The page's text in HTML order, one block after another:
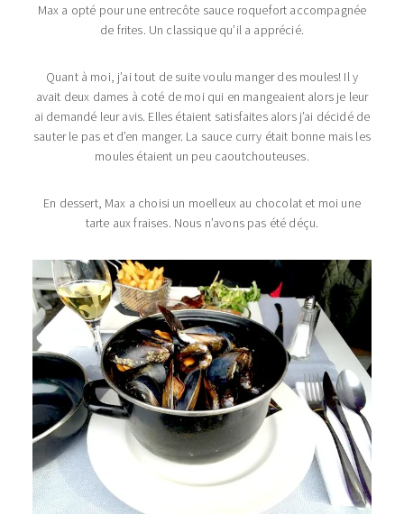
Max a opté pour une entrecôte sauce roquefort accompagnée
de frites. Un classique qu’il a apprécié.
Quant à moi, j’ai tout de suite voulu manger des moules! Il y
avait deux dames à coté de moi qui en mangeaient alors je leur
ai demandé leur avis. Elles étaient satisfaites alors j’ai décidé de
sauter le pas et d’en manger. La sauce curry était bonne mais les
moules étaient un peu caoutchouteuses.
En dessert, Max a choisi un moelleux au chocolat et moi une
tarte aux fraises. Nous n’avons pas été déçu.